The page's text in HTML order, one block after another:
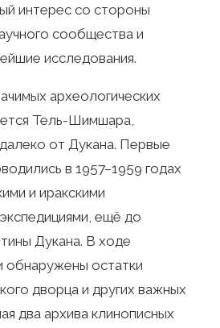
интерес со стороны
сообщества и
исследования.
археологических
Тель-Шимшара,
от Дукана. Первые
в 1957–1959 годах
и иракскими
ещё до
Дукана. В ходе
обнаружены остатки
дворца и других важных
два архива клинописных